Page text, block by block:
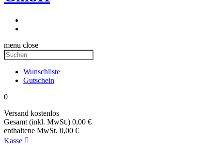
menu close
Wunschliste
Gutschein
0
Versand kostenlos
Gesamt (inkl. MwSt.) 0,00 €
enthaltene MwSt. 0,00 €
Kasse 